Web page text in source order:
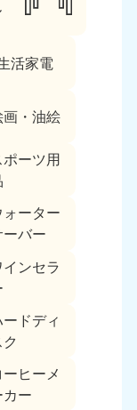
活家電
画・油絵
ポーツ用
ォーター
ーバー
インセラ
ードディ
ク
ーヒーメ
カー
5276
年中無休
年中無休
5272
年中無休